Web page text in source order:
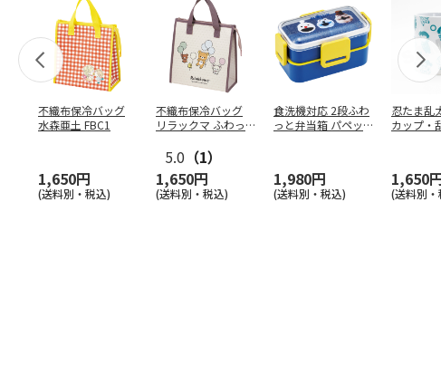
不織布保冷バッグ
水森亜土 FBC1
1,650円
(送料別・税込)
不織布保冷バッグ
リラックマ ふわっ
5.0 （1）
1,650円
(送料別・税込)
食洗機対応 2段ふわ
っと弁当箱 パペッ
1,980円
(送料別・税込)
忍たま乱
カップ・
り丸・
1,650
(送料別・